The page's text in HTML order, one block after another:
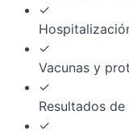
✓
✓
Vacunas y
✓
Resultados
✓